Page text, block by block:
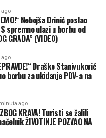
je riječ o nesporazumu,
na prvom sigurnom
graničnog prijelaza i
suprug.
na nekoliko minuta,
pomislila da je samo
shvatila da je
ispričala je kroz
ago
Nebojša Drinić poslao
spremno ulazi u borbu od
GRADA” (VIDEO)
ago
Draško Stanivuković
borbu za ukidanje PDV-a na
ago
KRAVA! Turisti se žalili
ŽIVOTINJE POZVAO NA